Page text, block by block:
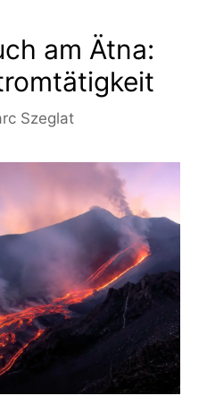
am Ätna:
Szeglat